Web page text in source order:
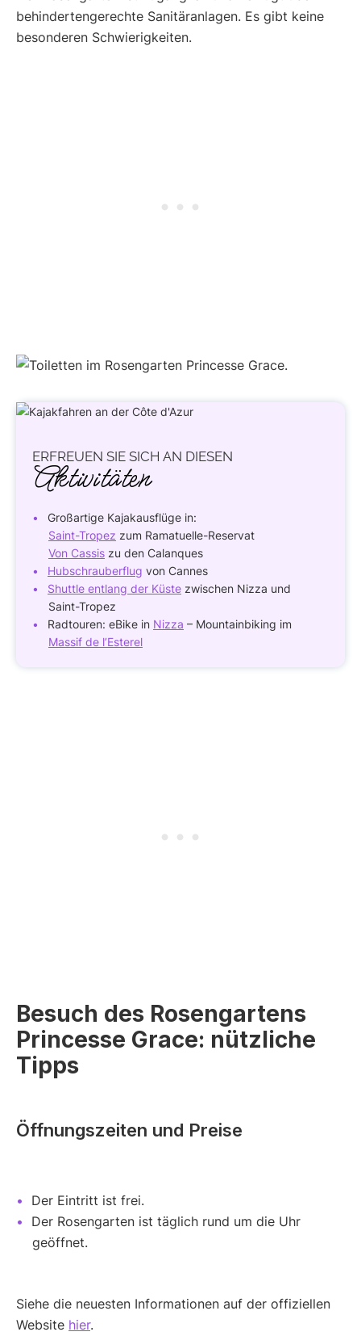
behindertengerechte Sanitäranlagen. Es gibt keine
besonderen Schwierigkeiten.
ERFREUEN SIE SICH AN DIESEN
Aktivitäten
Großartige Kajakausflüge in:
Saint-Tropez zum Ramatuelle-Reservat
Von Cassis zu den Calanques
Hubschrauberflug von Cannes
Shuttle entlang der Küste zwischen Nizza und
Saint-Tropez
Radtouren: eBike in Nizza – Mountainbiking im
Massif de l’Esterel
Besuch des Rosengartens
Princesse Grace: nützliche
Tipps
Öffnungszeiten und Preise
Der Eintritt ist frei.
Der Rosengarten ist täglich rund um die Uhr
geöffnet.
Siehe die neuesten Informationen auf der offiziellen
Website hier.